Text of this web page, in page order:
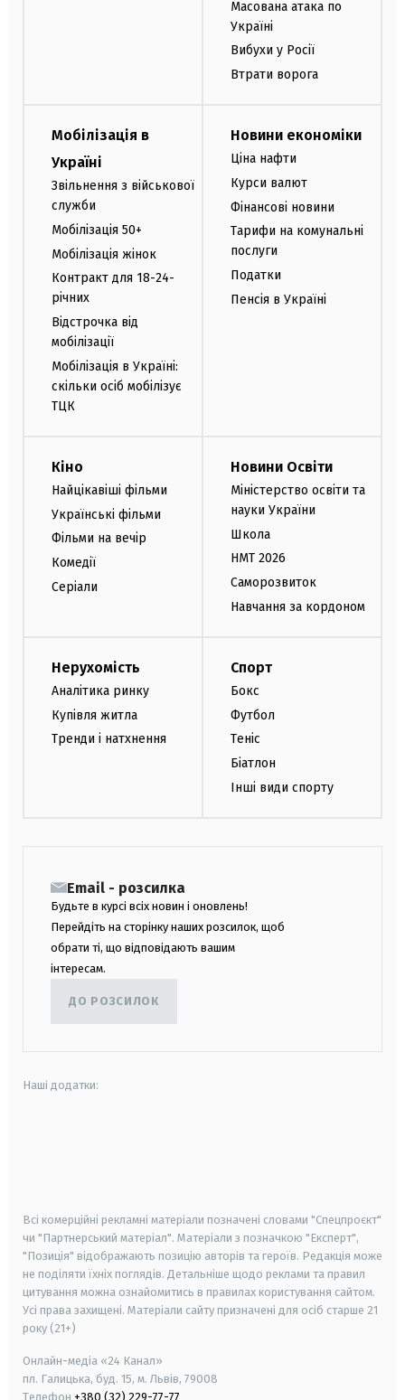
Масована атака по
Україні
Вибухи у Росії
Втрати ворога
Мобілізація в
Україні
Звільнення з військової
служби
Мобілізація 50+
Мобілізація жінок
Контракт для 18-24-
річних
Відстрочка від
мобілізації
Мобілізація в Україні:
скільки осіб мобілізує
ТЦК
Новини економіки
Ціна нафти
Курси валют
Фінансові новини
Тарифи на комунальні
послуги
Податки
Пенсія в Україні
Кіно
Найцікавіші фільми
Українські фільми
Фільми на вечір
Комедії
Серіали
Новини Освіти
Міністерство освіти та
науки України
Школа
НМТ 2026
Саморозвиток
Навчання за кордоном
Нерухомість
Аналітика ринку
Купівля житла
Тренди і натхнення
Спорт
Бокс
Футбол
Теніс
Біатлон
Інші види спорту
Email - розсилка
Будьте в курсі всіх новин і оновлень!
Перейдіть на сторінку наших розсилок, щоб
обрати ті, що відповідають вашим
інтересам.
ДО РОЗСИЛОК
Наші додатки:
Всі комерційні рекламні матеріали позначені словами "Спецпроєкт"
чи "Партнерський матеріал". Матеріали з позначкою "Експерт",
"Позиція" відображають позицію авторів та героїв. Редакція може
не поділяти їхніх поглядів. Детальніше щодо реклами та правил
цитування можна ознайомитись в правилах користування сайтом.
Усі права захищені. Матеріали сайту призначені для осіб старше 21
року (21+)
Онлайн-медіа «24 Канал»
пл. Галицька, буд. 15, м. Львів, 79008
Телефон +380 (32) 229-77-77